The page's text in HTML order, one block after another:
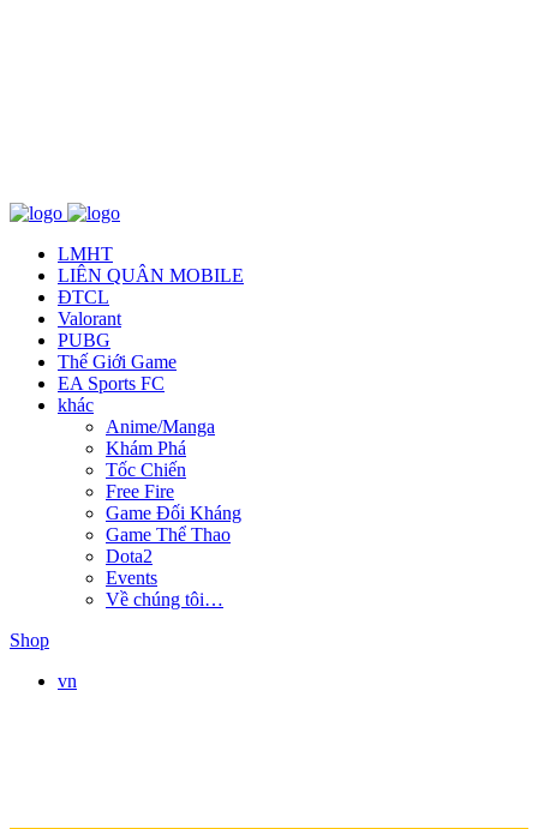
LMHT
LIÊN QUÂN MOBILE
ĐTCL
Valorant
PUBG
Thế Giới Game
EA Sports FC
khác
Anime/Manga
Khám Phá
Tốc Chiến
Free Fire
Game Đối Kháng
Game Thể Thao
Dota2
Events
Về chúng tôi…
Shop
vn